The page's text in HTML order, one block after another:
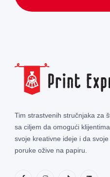
Tim strastvenih stručnjaka za
sa ciljem da omogući
svoje kreativne ideje i da
poruke ožive na papiru.